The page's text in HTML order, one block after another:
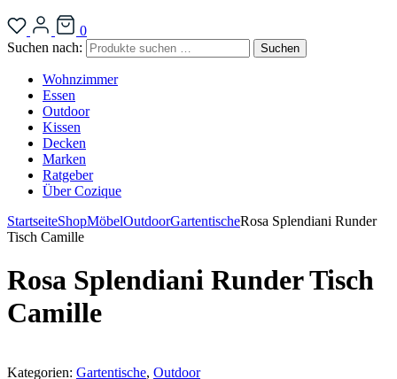
0
Suchen nach:
Suchen
Wohnzimmer
Essen
Outdoor
Kissen
Decken
Marken
Ratgeber
Über Cozique
StartseiteShopMöbelOutdoorGartentischeRosa Splendiani Runder
Tisch Camille
Rosa Splendiani Runder Tisch
Camille
Kategorien: Gartentische, Outdoor